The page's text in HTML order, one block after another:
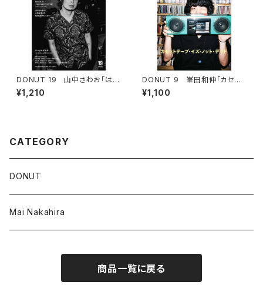
DONUT 19 山中さわお「はじ
まりの日」
¥1,210
DONUT 9 峯田和伸「カセット
テープ・イズ・ノット・デッド」
¥1,100
CATEGORY
DONUT
Mai Nakahira
商品一覧に戻る